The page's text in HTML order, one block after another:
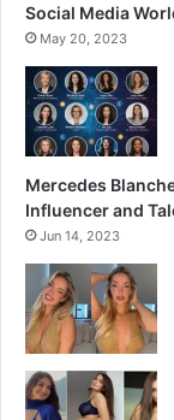
Social Media
May 20, 2023
Mercedes
Influencer and
Jun 14, 2023